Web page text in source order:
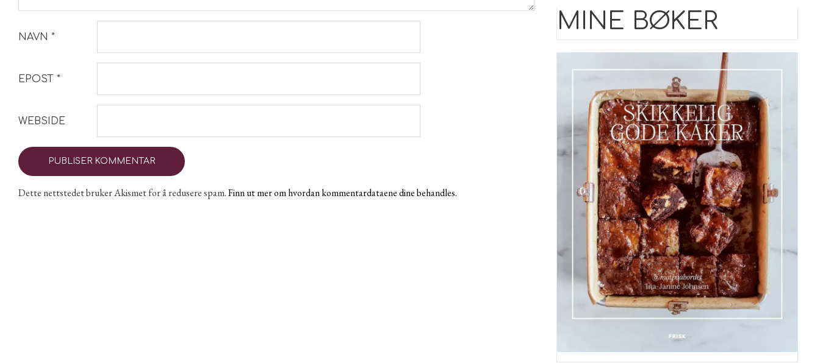
NAVN *
EPOST *
WEBSIDE
Dette nettstedet bruker Akismet for å redusere spam.Finn ut mer om hvordan kommentardataene dine behandles.
MINE BØKER